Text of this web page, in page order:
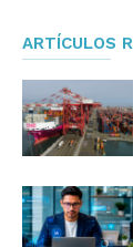
ARTÍCULOS